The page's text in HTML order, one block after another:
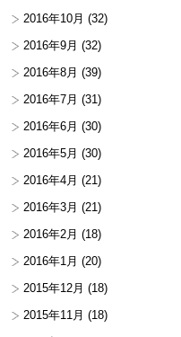
2016年10月 (32)
2016年9月 (32)
2016年8月 (39)
2016年7月 (31)
2016年6月 (30)
2016年5月 (30)
2016年4月 (21)
2016年3月 (21)
2016年2月 (18)
2016年1月 (20)
2015年12月 (18)
2015年11月 (18)